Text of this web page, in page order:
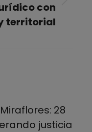
con
territorial
28
justicia